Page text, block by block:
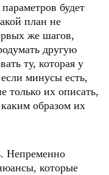
будет
план не
же шагов,
другую
ту, которая у
минусы есть,
только их описать,
образом их
Непременно
которые